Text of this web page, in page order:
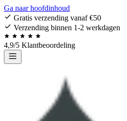
Ga naar hoofdinhoud
Gratis verzending vanaf €50
Verzending binnen 1-2 werkdagen
4,9/5 Klantbeoordeling